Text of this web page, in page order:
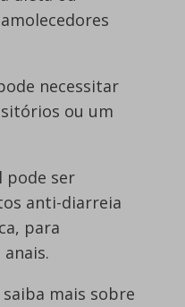
necessitar
ou um
pode ser
anti-diarreia
para
mais sobre